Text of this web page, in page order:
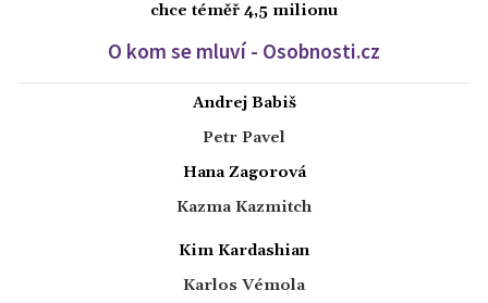
chce téměř 4,5 milionu
O kom se mluví - Osobnosti.cz
Andrej Babiš
Petr Pavel
Hana Zagorová
Kazma Kazmitch
Kim Kardashian
Karlos Vémola